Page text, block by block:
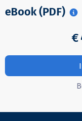
eBook (PDF)
€